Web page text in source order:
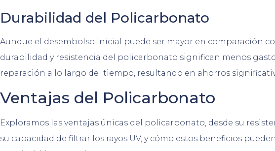
Durabilidad del Policarbonato
Aunque el desembolso inicial puede ser mayor en comparación
durabilidad y resistencia del policarbonato significan menos
reparación a lo largo del tiempo, resultando en ahorros
Ventajas del Policarbonato
Exploramos las ventajas únicas del policarbonato, desde su
su capacidad de filtrar los rayos UV, y cómo estos beneficios